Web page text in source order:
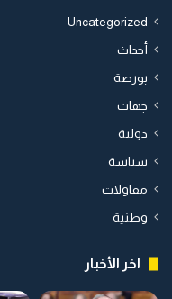
Uncategorized
أحداث
بورصة
جهات
دولية
سياسة
مقاولات
وطنية
اخر الأخبار